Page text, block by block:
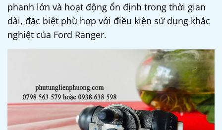
phanh lớn và hoạt động ổn định trong thời gian
dài, đặc biệt phù hợp với điều kiện sử dụng khắc
nghiệt của Ford Ranger.